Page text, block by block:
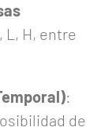
L, H, entre
:
de